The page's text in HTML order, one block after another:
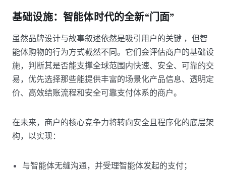
基础设施：智能体时代的全新“门面”
虽然品牌设计与故事叙述依然是吸引用户的关键 ，但智
能体购物的行为方式截然不同。它们会评估商户的基础设
施，判断其是否能支撑全球范围内快速、安全、可靠的交
易，优先选择那些能提供丰富的场景化产品信息、透明定
价、高效结账流程和安全可靠支付体系的商户。
在未来，商户的核心竞争力将转向安全且程序化的底层架
构，以实现：
与智能体无缝沟通，并受理智能体发起的支付；